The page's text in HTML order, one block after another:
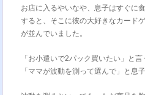
お店に入るやいなや、息子はすぐに
すると、そこに彼の大好きなカード
が並んでいました。
「お小遣いで2パック買いたい」と
「ママが波動を測って選んで」と息子